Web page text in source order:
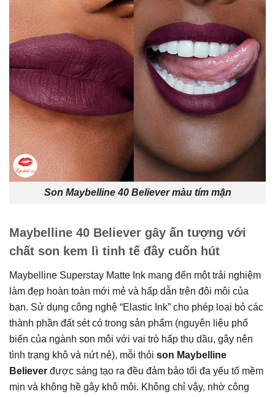
Son Maybelline 40 Believer màu tím mận
Maybelline 40 Believer gây ấn tượng với
chất son kem lì tinh tế đầy cuốn hút
Maybelline Superstay Matte Ink mang đến một trải nghiệm
làm đẹp hoàn toàn mới mẻ và hấp dẫn trên đôi môi của
bạn. Sử dụng công nghệ “Elastic Ink” cho phép loại bỏ các
thành phần đất sét có trong sản phẩm (nguyên liệu phổ
biến của ngành son môi với vai trò hấp thụ dầu, gây nên
tình trạng khô và nứt nẻ), mỗi thỏi son Maybelline
Believer được sáng tạo ra đều đảm bảo tối đa yếu tố mềm
mịn và không hề gây khô môi. Không chỉ vậy, nhờ công